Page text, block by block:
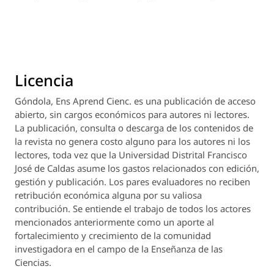
Licencia
Góndola, Ens Aprend Cienc. es una publicación de acceso
abierto, sin cargos económicos para autores ni lectores.
La publicación, consulta o descarga de los contenidos de
la revista no genera costo alguno para los autores ni los
lectores, toda vez que la Universidad Distrital Francisco
José de Caldas asume los gastos relacionados con edición,
gestión y publicación. Los pares evaluadores no reciben
retribución económica alguna por su valiosa
contribución. Se entiende el trabajo de todos los actores
mencionados anteriormente como un aporte al
fortalecimiento y crecimiento de la comunidad
investigadora en el campo de la Enseñanza de las
Ciencias.